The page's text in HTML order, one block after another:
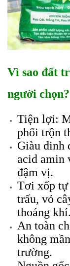
Vì sao đất
người chọn?
Tiện lợi:
phối trộn
Giàu dinh
acid amin
đậm vị.
Tơi xốp tự
trấu, vỏ
thoáng khí.
An toàn
không
trường.